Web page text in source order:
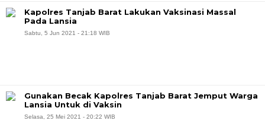
Kapolres Tanjab Barat Lakukan Vaksinasi Massal
Pada Lansia
Sabtu, 5 Jun 2021 - 21:18 WIB
Gunakan Becak Kapolres Tanjab Barat Jemput Warga
Lansia Untuk di Vaksin
Selasa, 25 Mei 2021 - 20:22 WIB